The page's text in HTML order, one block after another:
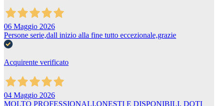
06 Maggio 2026
Persone serie,dall inizio alla fine tutto eccezionale,grazie
Acquirente verificato
04 Maggio 2026
MOLTO PROFESSIONALI,ONESTI E DISPONIBILI, DOTI